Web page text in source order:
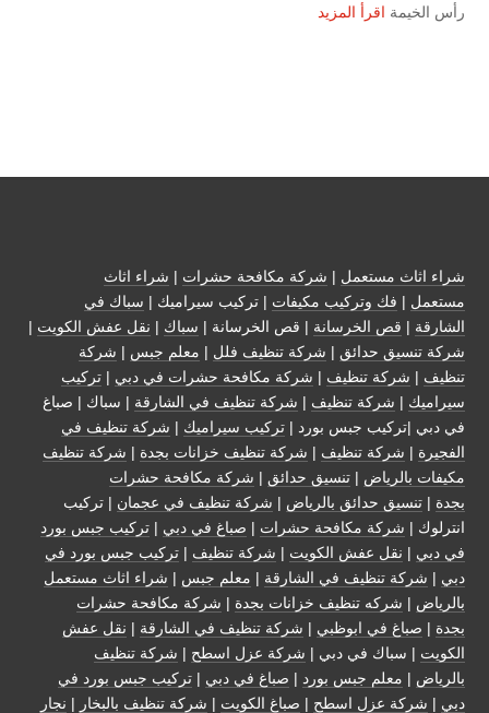
رأس الخيمة اقرأ المزيد
شراء اثاث مستعمل | شركة مكافحة حشرات | شراء اثاث
مستعمل | فك وتركيب مكيفات | تركيب سيراميك | سباك في
الشارقة | قص الخرسانة | قص الخرسانة | سباك | نقل عفش الكويت |
شركة تنسيق حدائق | شركة تنظيف فلل | معلم جبس | شركة
تنظيف | شركة تنظيف | شركة مكافحة حشرات في دبي | تركيب
سيراميك | شركة تنظيف | شركة تنظيف في الشارقة | سباك | صباغ
في دبي |تركيب جبس بورد | تركيب سيراميك | شركة تنظيف في
الفجيرة | شركة تنظيف | شركة تنظيف خزانات بجدة | شركة تنظيف
مكيفات بالرياض | تنسيق حدائق | شركة مكافحة حشرات
بجدة | تنسيق حدائق بالرياض | شركة تنظيف في عجمان | تركيب
انترلوك | شركة مكافحة حشرات | صباغ في دبي | تركيب جبس بورد
في دبي | نقل عفش الكويت | شركة تنظيف | تركيب جبس بورد في
دبي | شركة تنظيف في الشارقة | معلم جبس | شراء اثاث مستعمل
بالرياض | شركه تنظيف خزانات بجدة | شركة مكافحة حشرات
بجدة | صباغ في ابوظبي | شركة تنظيف في الشارقة | نقل عفش
الكويت | سباك في دبي | شركة عزل اسطح | شركة تنظيف
بالرياض | معلم جبس بورد | صباغ في دبي | تركيب جبس بورد في
دبي | شركة عزل اسطح | صباغ الكويت | شركة تنظيف بالبخار | نجار